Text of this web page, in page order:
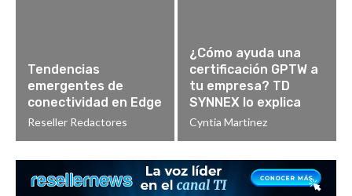
Tendencias
emergentes de
conectividad en Edge
Reseller Redactores
¿Cómo ayuda una
certificación GPTW a
tu empresa? TD
SYNNEX lo explica
Cyntia Martinez